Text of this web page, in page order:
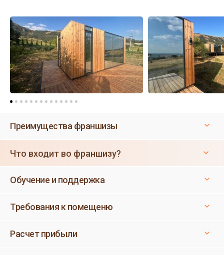
Преимущества франшизы
Что входит во франшизу?
Обучение и поддержка
Требования к помещеню
Расчет прибыли